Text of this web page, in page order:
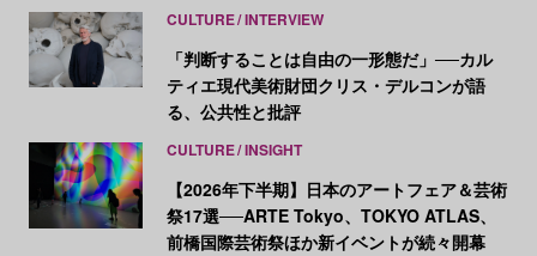
CULTURE INTERVIEW
「判断することは自由の一形態だ」──カル
ティエ現代美術財団クリス・デルコンが語
る、公共性と批評
CULTURE INSIGHT
【2026年下半期】日本のアートフェア＆芸術
祭17選──ARTE Tokyo、TOKYO ATLAS、
前橋国際芸術祭ほか新イベントが続々開幕